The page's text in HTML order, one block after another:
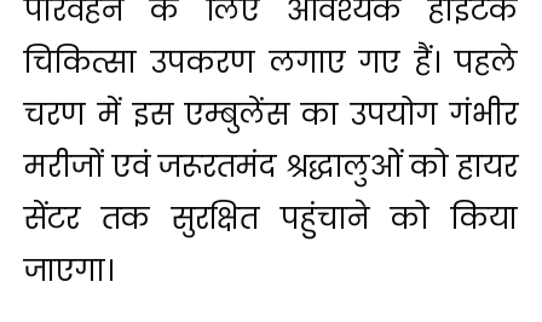
परिवहन के लिए आवश्यक हाईटेक
चिकित्सा उपकरण लगाए गए हैं। पहले
चरण में इस एम्बुलेंस का उपयोग गंभीर
मरीजों एवं जरूरतमंद श्रद्धालुओं को हायर
सेंटर तक सुरक्षित पहुंचाने को किया
जाएगा।